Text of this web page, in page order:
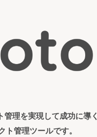
理を実現して成功に導く
管理ツールです。